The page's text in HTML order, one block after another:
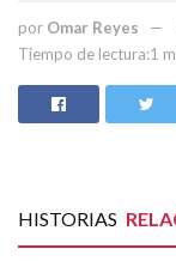
por Omar Reyes
Tiempo de lectura:1
HISTORIAS